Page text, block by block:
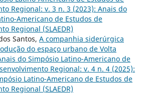
Regional: v. 3 n. 3 (2023): Anais do
Americano de Estudos de
Regional (SLAEDR)
Santos, A companhia siderúrgica
do espaço urbano de Volta
do Simpósio Latino-Americano de
Regional: v. 4 n. 4 (2025):
Latino-Americano de Estudos de
Regional (SLAEDR)